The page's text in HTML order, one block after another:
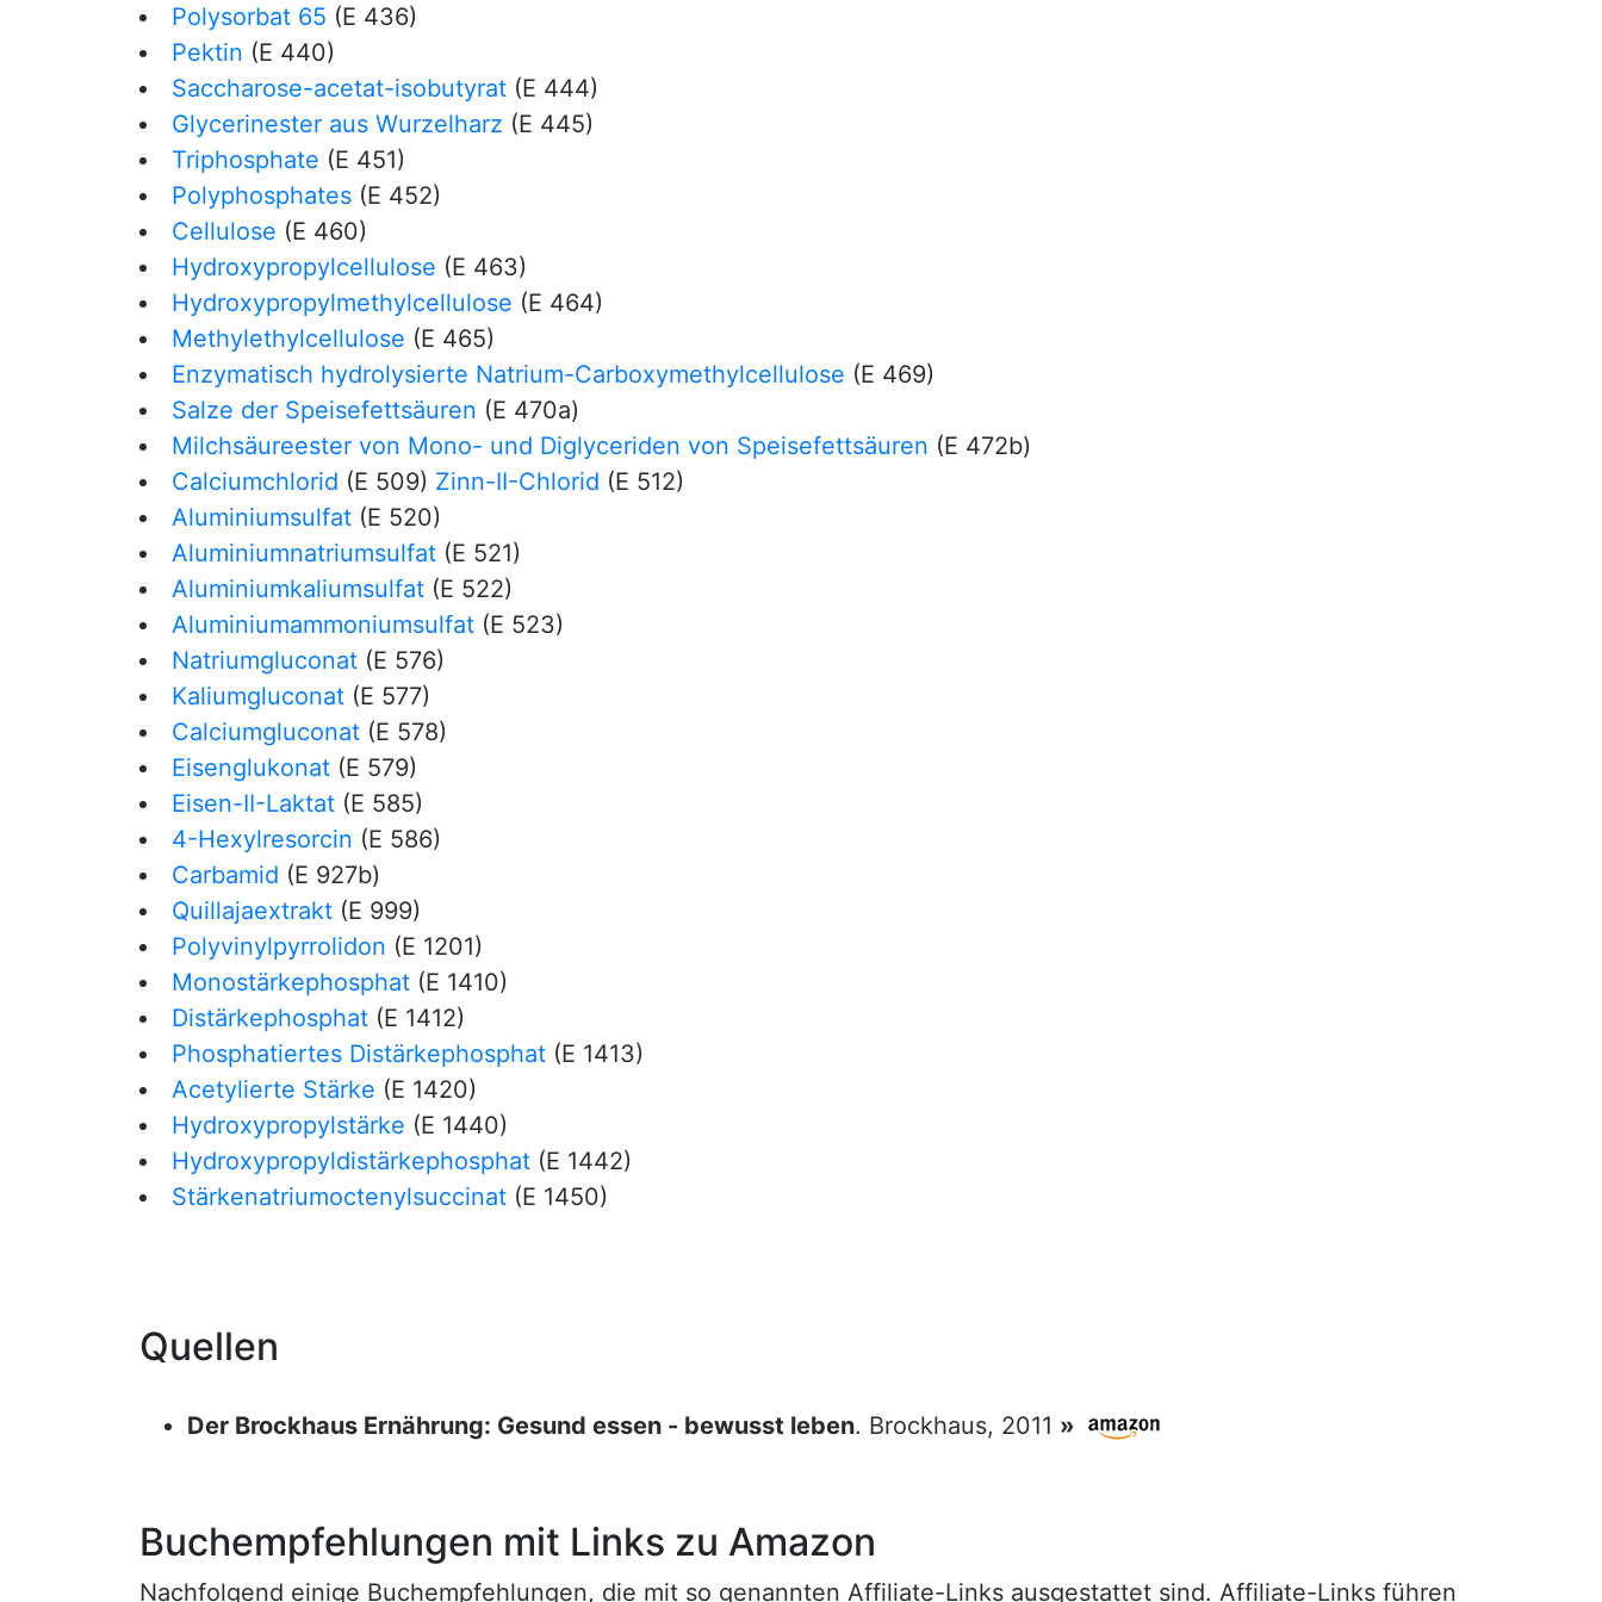
Polysorbat 65 (E 436)
Pektin (E 440)
Saccharose-acetat-isobutyrat (E 444)
Glycerinester aus Wurzelharz (E 445)
Triphosphate (E 451)
Polyphosphates (E 452)
Cellulose (E 460)
Hydroxypropylcellulose (E 463)
Hydroxypropylmethylcellulose (E 464)
Methylethylcellulose (E 465)
Enzymatisch hydrolysierte Natrium-Carboxymethylcellulose (E 469)
Salze der Speisefettsäuren (E 470a)
Milchsäureester von Mono- und Diglyceriden von Speisefettsäuren (E 472b)
Calciumchlorid (E 509) Zinn-II-Chlorid (E 512)
Aluminiumsulfat (E 520)
Aluminiumnatriumsulfat (E 521)
Aluminiumkaliumsulfat (E 522)
Aluminiumammoniumsulfat (E 523)
Natriumgluconat (E 576)
Kaliumgluconat (E 577)
Calciumgluconat (E 578)
Eisenglukonat (E 579)
Eisen-II-Laktat (E 585)
4-Hexylresorcin (E 586)
Carbamid (E 927b)
Quillajaextrakt (E 999)
Polyvinylpyrrolidon (E 1201)
Monostärkephosphat (E 1410)
Distärkephosphat (E 1412)
Phosphatiertes Distärkephosphat (E 1413)
Acetylierte Stärke (E 1420)
Hydroxypropylstärke (E 1440)
Hydroxypropyldistärkephosphat (E 1442)
Stärkenatriumoctenylsuccinat (E 1450)
Quellen
Der Brockhaus Ernährung: Gesund essen - bewusst leben. Brockhaus, 2011 »
Buchempfehlungen mit Links zu Amazon
Nachfolgend einige Buchempfehlungen, die mit so genannten Affiliate-Links ausgestattet sind. Affiliate-Links führen